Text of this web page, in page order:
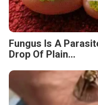
Fungus Is A
Drop Of Plain...